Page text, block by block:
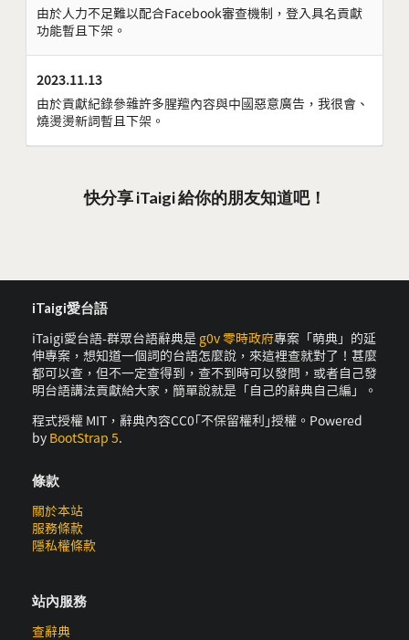
由於人力不足難以配合Facebook審查機制，登入具名貢獻
功能暫且下架。
2023.11.13
由於貢獻紀錄參雜許多腥羶內容與中國惡意廣告，我很會、
燒燙燙新詞暫且下架。
快分享 iTaigi 給你的朋友知道吧！
iTaigi愛台語
iTaigi愛台語-群眾台語辭典是 g0v 零時政府專案「萌典」的延
伸專案，想知道一個詞的台語怎麼說，來這裡查就對了！甚麼
都可以查，但不一定查得到，查不到時可以發問，或者自己發
明台語講法貢獻給大家，簡單說就是「自己的辭典自己編」。
程式授權 MIT，辭典內容CC0｢不保留權利｣授權。Powered
by BootStrap 5.
條款
關於本站
服務條款
隱私權條款
站內服務
查辭典